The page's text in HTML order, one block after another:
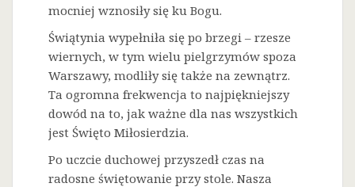
mocniej wznosiły się ku Bogu.
Świątynia wypełniła się po brzegi – rzesze
wiernych, w tym wielu pielgrzymów spoza
Warszawy, modliły się także na zewnątrz.
Ta ogromna frekwencja to najpiękniejszy
dowód na to, jak ważne dla nas wszystkich
jest Święto Miłosierdzia.
Po uczcie duchowej przyszedł czas na
radosne świętowanie przy stole. Nasza